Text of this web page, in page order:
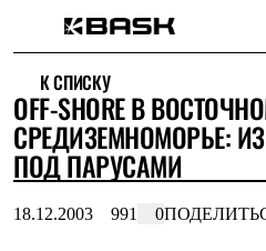
Интернет-магазин
Мужская одежда
Утепленная пухом
Куртки
Брюки
Комбинезоны
К СПИСКУ
OFF-SHORE В
СРЕДИЗЕМНОМОРЬЕ:
ПОД ПАРУСАМИ
18.12.2003 991 0